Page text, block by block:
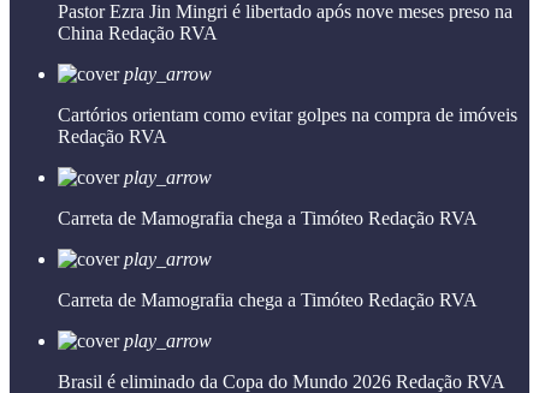
Pastor Ezra Jin Mingri é libertado após nove meses preso na
China Redação RVA
play_arrow
Cartórios orientam como evitar golpes na compra de imóveis
Redação RVA
play_arrow
Carreta de Mamografia chega a Timóteo Redação RVA
play_arrow
Carreta de Mamografia chega a Timóteo Redação RVA
play_arrow
Brasil é eliminado da Copa do Mundo 2026 Redação RVA